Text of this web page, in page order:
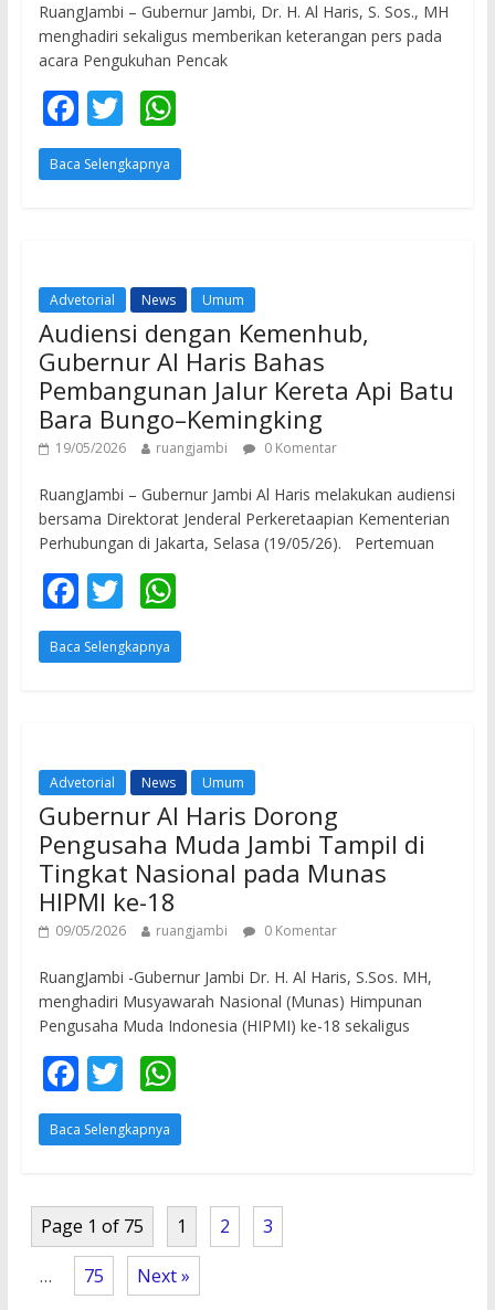
RuangJambi – Gubernur Jambi, Dr. H. Al Haris, S. Sos., MH
menghadiri sekaligus memberikan keterangan pers pada
acara Pengukuhan Pencak
F
ac
e
o
k
T
w
itt
W
h
at
p
p
Baca Selengkapnya
Advetorial News Umum
Audiensi dengan Kemenhub,
Gubernur Al Haris Bahas
Pembangunan Jalur Kereta Api Batu
Bara Bungo–Kemingking
19/05/2026 ruangjambi 0 Komentar
RuangJambi – Gubernur Jambi Al Haris melakukan audiensi
bersama Direktorat Jenderal Perkeretaapian Kementerian
Perhubungan di Jakarta, Selasa (19/05/26). Pertemuan
F
ac
e
o
k
T
w
itt
W
h
at
p
p
Baca Selengkapnya
Advetorial News Umum
Gubernur Al Haris Dorong
Pengusaha Muda Jambi Tampil di
Tingkat Nasional pada Munas
HIPMI ke-18
09/05/2026 ruangjambi 0 Komentar
RuangJambi -Gubernur Jambi Dr. H. Al Haris, S.Sos. MH,
menghadiri Musyawarah Nasional (Munas) Himpunan
Pengusaha Muda Indonesia (HIPMI) ke-18 sekaligus
F
ac
e
o
o
k
T
w
itt
W
h
at
A
p
p
Baca Selengkapnya
Page 1 of 75 1 2 3
… 75 Next »